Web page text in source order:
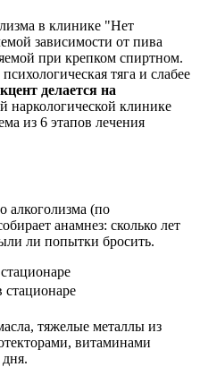
в клинике "Нет
зависимости от пива
при крепком спиртном.
тяга и слабее
делается на
наркологической клинике
из 6 этапов лечения
алкоголизма (по
анамнез: сколько лет
ли попытки бросить.
стационаре
тяжелые металлы из
витаминами